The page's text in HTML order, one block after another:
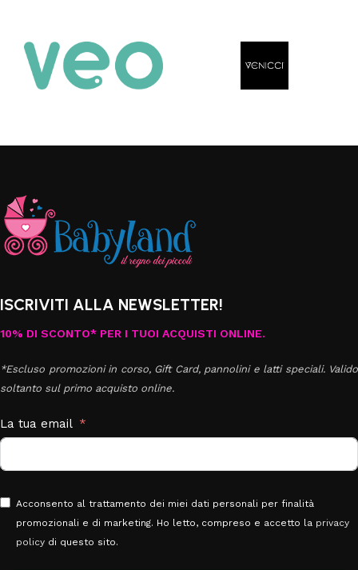
ISCRIVITI ALLA NEWSLETTER!
10% DI SCONTO* PER I TUOI ACQUISTI ONLINE.
*Escluso promozioni in corso, Gift Card, pannolini e latti speciali. Valido
soltanto sul primo acquisto online.
La tua email
Acconsento al trattamento dei miei dati personali per finalità
promozionali e di marketing. Ho letto, compreso e accetto la privacy
policy di questo sito.